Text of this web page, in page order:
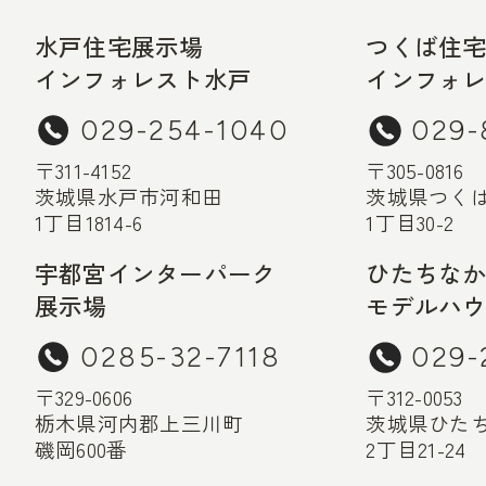
水戸住宅展示場
インフォレスト水戸
029-254-1040
〒311-4152
茨城県水戸市河和田
1丁目1814-6
つくば住
インフォ
〒305-0816
茨城県つく
1丁目30-2
宇都宮インターパーク
展示場
0285-32-7118
〒329-0606
栃木県河内郡上三川町
磯岡600番
ひたちな
モデルハ
029-
〒312-0053
茨城県ひた
2丁目21-24